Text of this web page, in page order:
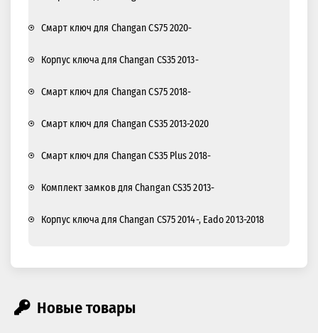
Смарт ключ для Changan CS75 2020-
Корпус ключа для Changan CS35 2013-
Смарт ключ для Changan CS75 2018-
Смарт ключ для Changan CS35 2013-2020
Смарт ключ для Changan CS35 Plus 2018-
Комплект замков для Changan CS35 2013-
Корпус ключа для Changan CS75 2014-, Eado 2013-2018
Новые товары